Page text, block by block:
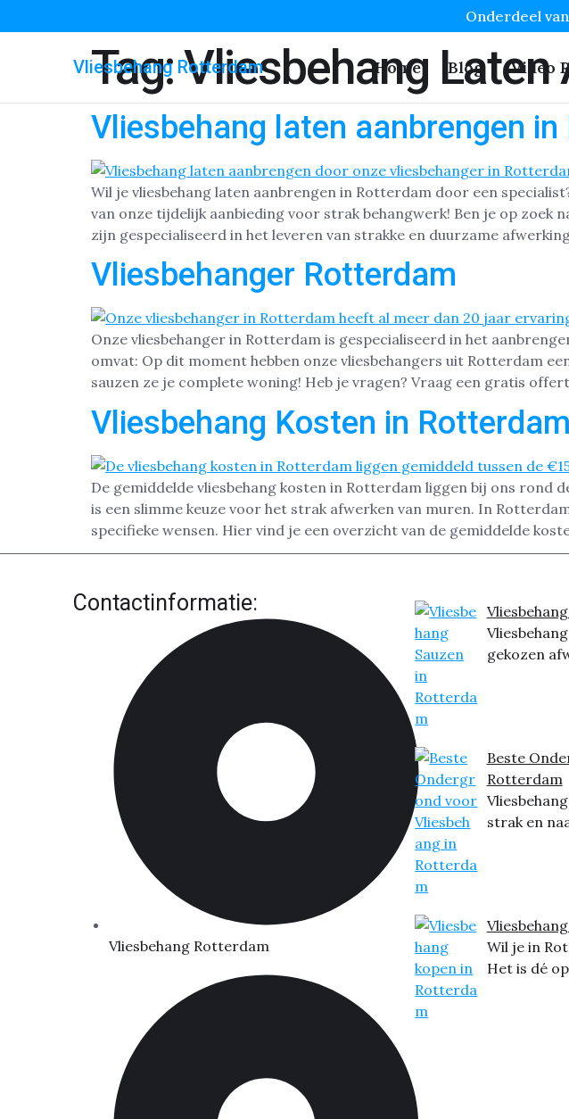
Onderdeel
Vliesbehang Rotterdam Home Blog Video
Tag:Vliesbehang
Vliesbehang laten aanbrengen
Wil je vliesbehang laten aanbrengen in Rotterdam door een
van onze tijdelijk aanbieding voor strak behangwerk! Ben je op zoek
zijn gespecialiseerd in het leveren van strakke en duurzame
Vliesbehanger Rotterdam
Onze vliesbehanger in Rotterdam is gespecialiseerd in het
omvat: Op dit moment hebben onze vliesbehangers uit Rotterdam
sauzen ze je complete woning! Heb je vragen? Vraag een gratis
Vliesbehang Kosten in Rotterdam
De gemiddelde vliesbehang kosten in Rotterdam liggen bij ons rond
is een slimme keuze voor het strak afwerken van muren. In
specifieke wensen. Hier vind je een overzicht van de gemiddelde
Contactinformatie:
Vliesbehang Rotterdam
gekozen
Beste
Rotterdam
strak en
Wil je in
Het is dé